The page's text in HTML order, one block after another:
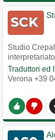
Studio
Traduttori ed
Verona +39